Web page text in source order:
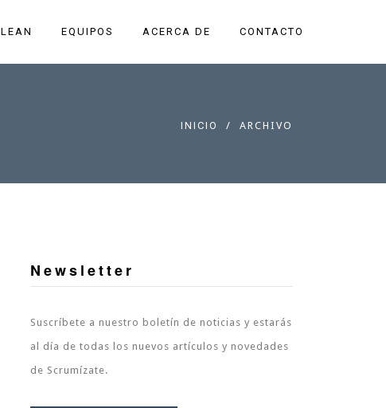
LEAN EQUIPOS ACERCA DE CONTACTO
INICIO ARCHIVO
Newsletter
Suscríbete a nuestro boletín de noticias y estarás
al día de todas los nuevos artículos y novedades
de Scrumízate.